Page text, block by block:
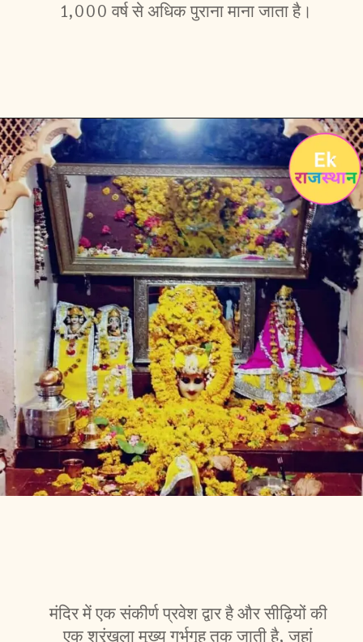
1,000 वर्ष से अधिक पुराना माना जाता है।
मंदिर में एक संकीर्ण प्रवेश द्वार है और सीढ़ियों की
एक श्रृंखला मुख्य गर्भगृह तक जाती है, जहां